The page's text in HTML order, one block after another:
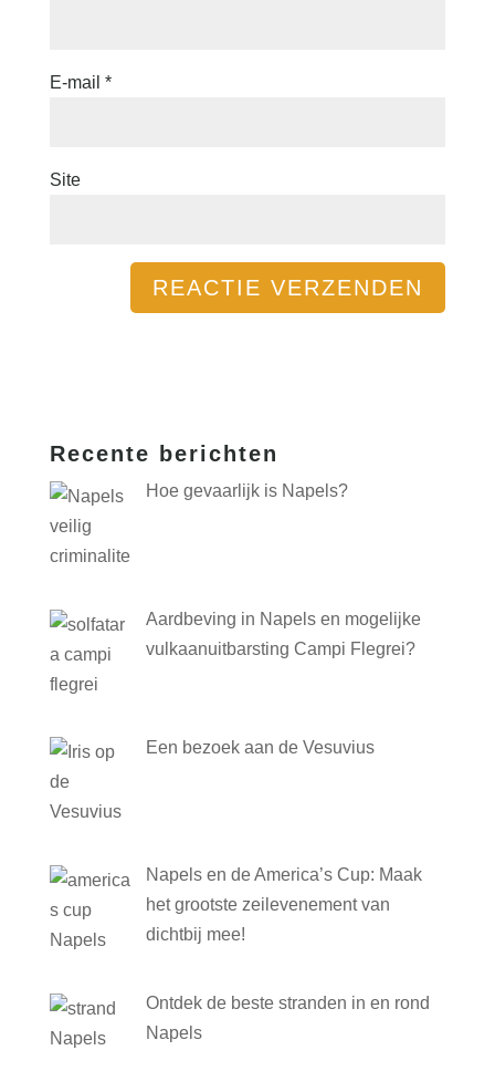
E-mail *
Site
Recente berichten
Hoe gevaarlijk is Napels?
Aardbeving in Napels en mogelijke
vulkaanuitbarsting Campi Flegrei?
Een bezoek aan de Vesuvius
Napels en de America’s Cup: Maak
het grootste zeilevenement van
dichtbij mee!
Ontdek de beste stranden in en rond
Napels